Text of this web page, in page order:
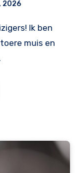
2026
Ik ben
muis en